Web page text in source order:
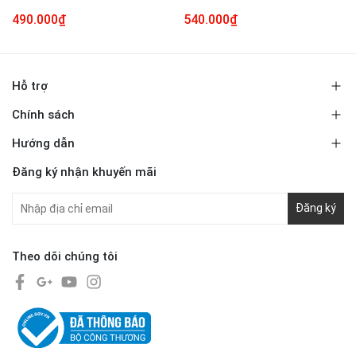
490.000₫ 540.000₫
Hỗ trợ
Chính sách
Hướng dẫn
Đăng ký nhận khuyến mãi
Đăng ký
Theo dõi chúng tôi